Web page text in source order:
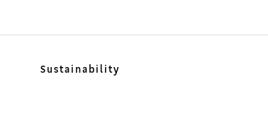
Sustainability